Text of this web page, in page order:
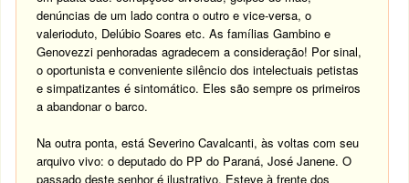
denúncias de um lado contra o outro e vice-versa, o
valerioduto, Delúbio Soares etc. As famílias Gambino e
Genovezzi penhoradas agradecem a consideração! Por sinal,
o oportunista e conveniente silêncio dos intelectuais petistas
e simpatizantes é sintomático. Eles são sempre os primeiros
a abandonar o barco.
Na outra ponta, está Severino Cavalcanti, às voltas com seu
arquivo vivo: o deputado do PP do Paraná, José Janene. O
passado deste senhor é ilustrativo. Esteve à frente dos